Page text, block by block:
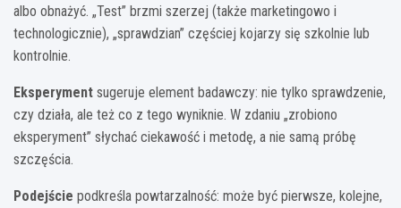
albo obnażyć. „Test” brzmi szerzej (także marketingowo i
technologicznie), „sprawdzian” częściej kojarzy się szkolnie lub
kontrolnie.
Eksperyment sugeruje element badawczy: nie tylko sprawdzenie,
czy działa, ale też co z tego wyniknie. W zdaniu „zrobiono
eksperyment” słychać ciekawość i metodę, a nie samą próbę
szczęścia.
Podejście podkreśla powtarzalność: może być pierwsze, kolejne,